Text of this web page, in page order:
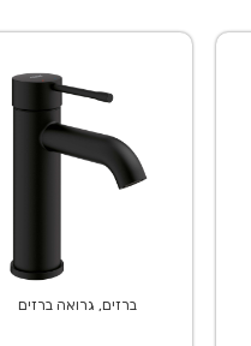
ברזים, גרואה ברזים